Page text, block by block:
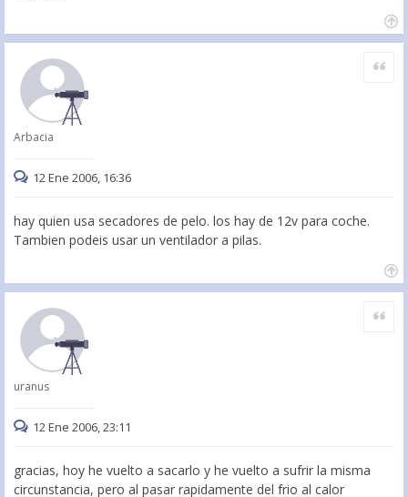
Arbacia
Citar
12 Ene 2006, 16:36
hay quien usa secadores de pelo. los hay de 12v para coche.
Tambien podeis usar un ventilador a pilas.
uranus
Citar
12 Ene 2006, 23:11
gracias, hoy he vuelto a sacarlo y he vuelto a sufrir la misma
circunstancia, pero al pasar rapidamente del frio al calor